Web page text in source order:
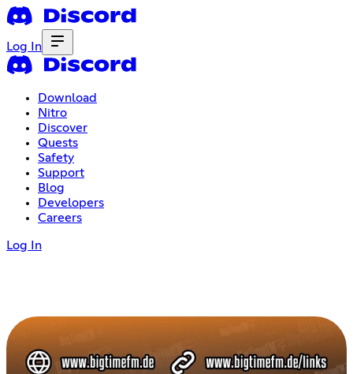
Log In
Download
Nitro
Discover
Quests
Safety
Support
Blog
Developers
Careers
Log In